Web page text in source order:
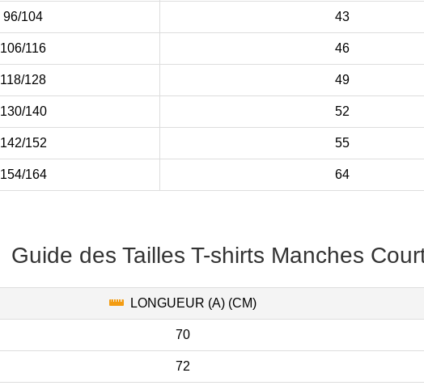
96/104 43
106/116 46
118/128 49
130/140 52
142/152 55
154/164 64
Guide des Tailles T-shirts Manches
LONGUEUR (A) (CM)
70
72